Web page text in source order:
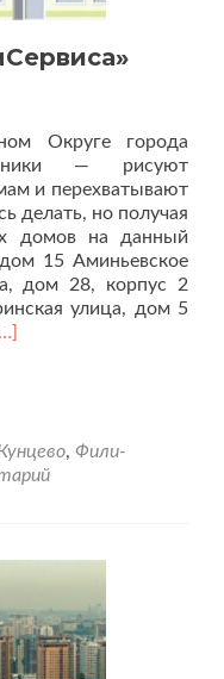
Округе города
— рисуют
и перехватывают
делать, но получая
домов на данный
15 Аминьевское
дом 28, корпус 2
улица, дом 5
[…]
, Фили-